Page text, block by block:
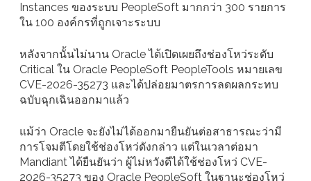
Instances ของระบบ PeopleSoft มากกว่า 300 รายการ
ใน 100 องค์กรที่ถูกเจาะระบบ
หลังจากนั้นไม่นาน Oracle ได้เปิดเผยถึงช่องโหว่ระดับ
Critical ใน Oracle PeopleSoft PeopleTools หมายเลข
CVE-2026-35273 และได้ปล่อยมาตรการลดผลกระทบ
ฉบับฉุกเฉินออกมาแล้ว
แม้ว่า Oracle จะยังไม่ได้ออกมายืนยันต่อสาธารณะว่ามี
การโจมตีโดยใช้ช่องโหว่ดังกล่าว แต่ในเวลาต่อมา
Mandiant ได้ยืนยันว่า ผู้ไม่หวังดีได้ใช้ช่องโหว่ CVE-
2026-35273 ของ Oracle PeopleSoft ในฐานะช่องโหว่